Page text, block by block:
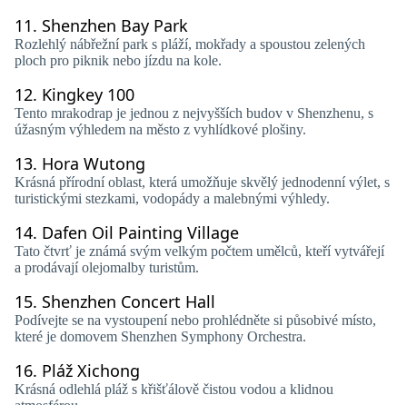
11. Shenzhen Bay Park
Rozlehlý nábřežní park s pláží, mokřady a spoustou zelených
ploch pro piknik nebo jízdu na kole.
12. Kingkey 100
Tento mrakodrap je jednou z nejvyšších budov v Shenzhenu, s
úžasným výhledem na město z vyhlídkové plošiny.
13. Hora Wutong
Krásná přírodní oblast, která umožňuje skvělý jednodenní výlet, s
turistickými stezkami, vodopády a malebnými výhledy.
14. Dafen Oil Painting Village
Tato čtvrť je známá svým velkým počtem umělců, kteří vytvářejí
a prodávají olejomalby turistům.
15. Shenzhen Concert Hall
Podívejte se na vystoupení nebo prohlédněte si působivé místo,
které je domovem Shenzhen Symphony Orchestra.
16. Pláž Xichong
Krásná odlehlá pláž s křišťálově čistou vodou a klidnou